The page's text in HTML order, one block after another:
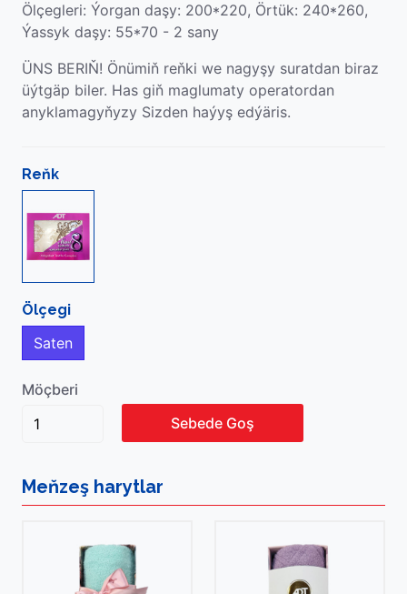
Ölçegleri: Ýorgan daşy: 200*220, Örtük: 240*260,
Ýassyk daşy: 55*70 - 2 sany
ÜNS BERIŇ! Önümiň reňki we nagyşy suratdan biraz
üýtgäp biler. Has giň maglumaty operatordan
anyklamagyňyzy Sizden haýyş edýäris.
Reňk
Ölçegi
Saten
Möçberi
Sebede Goş
Meňzeş harytlar